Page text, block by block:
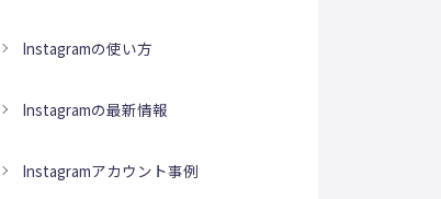
Instagramの使い方
Instagramの最新情報
Instagramアカウント事例